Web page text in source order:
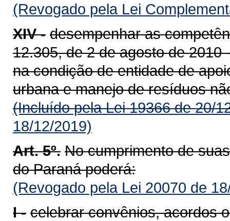
(Revogado pela Lei
XIV - desempenhar as
12.305, de 2 de agosto de
na condição de entidade de
urbana e manejo de resíduos
(Incluído pela Lei 19366 de 20/
18/12/2019)
Art. 5º. No cumprimento de
do Paraná poderá:
(Revogado pela Lei 20070 de
I - celebrar convênios, acordos